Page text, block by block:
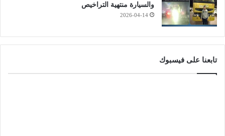
والسيارة منتهية التراخيص
2026-04-14
تابعنا على فيسبوك